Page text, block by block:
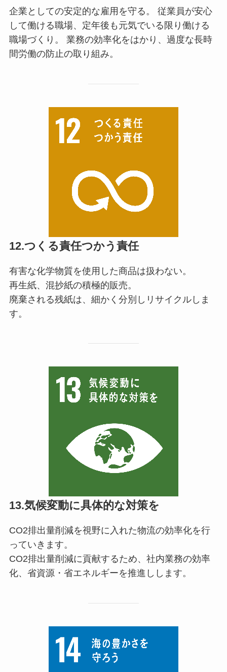
企業としての安定的な雇用を守る。 従業員が安心
して働ける職場、定年後も元気でいる限り働ける
職場づくり。 業務の効率化をはかり、過度な長時
間労働の防止の取り組み。
12.つくる責任つかう責任
有害な化学物質を使用した商品は扱わない。
再生紙、混抄紙の積極的販売。
廃棄される残紙は、細かく分別しリサイクルしま
す。
13.気候変動に具体的な対策を
CO2排出量削減を視野に入れた物流の効率化を行
っていきます。
CO2排出量削減に貢献するため、社内業務の効率
化、省資源・省エネルギーを推進しします。